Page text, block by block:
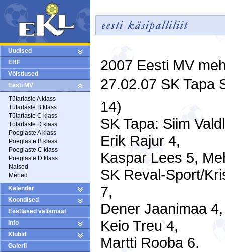
Uudised
EHF
Võistlused
Eesti MV
Tütarlaste A klass
Tütarlaste B klass
Tütarlaste C klass
Tütarlaste D klass
Poeglaste A klass
Poeglaste B klass
Poeglaste C klass
Poeglaste D klass
Naised
Mehed
Kalender
Koondised
Eestlased välismaal
Info
Klubid
Galerii
2007 Eesti MV
27.02.07 SK Tapa
14)
SK Tapa: Siim
Erik Rajur 4,
Kaspar Lees 5,
SK Reval-Sport/
7,
Dener Jaanimaa
Keio Treu 4,
Martti Rooba 6.